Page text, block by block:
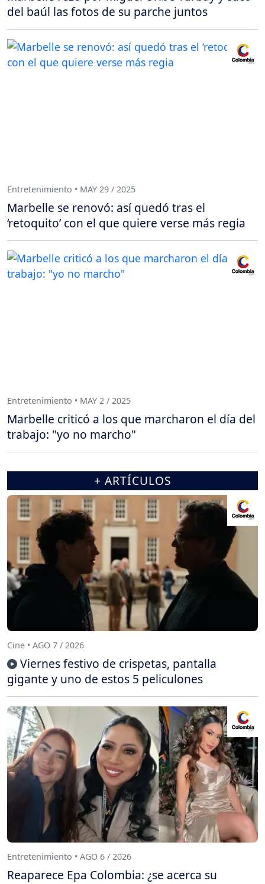
del baúl las fotos de su parche juntos
Entretenimiento • MAY 29 / 2025
Marbelle se renovó: así quedó tras el
‘retoquito’ con el que quiere verse más regia
Entretenimiento • MAY 2 / 2025
Marbelle criticó a los que marcharon el día del
trabajo: "yo no marcho"
+ ARTÍCULOS
Cine • AGO 7 / 2026
Viernes festivo de crispetas, pantalla
gigante y uno de estos 5 peliculones
Entretenimiento • AGO 6 / 2026
Reaparece Epa Colombia: ¿se acerca su